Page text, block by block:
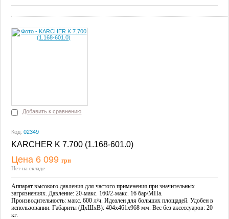
Добавить к сравнению
Код:02349
KARCHER K 7.700 (1.168-601.0)
Купить
Цена 6 099грн
Нет на складе
Аппарат высокого давления для частого применения при значительных
загрязнениях. Давление: 20-макс. 160/2-макс. 16 бар/МПа.
Производительность: макс. 600 л/ч. Идеален для больших площадей. Удобен в
использовании. Габариты (ДxШxВ): 404x461x968 мм. Вес без аксессуаров: 20
кг.